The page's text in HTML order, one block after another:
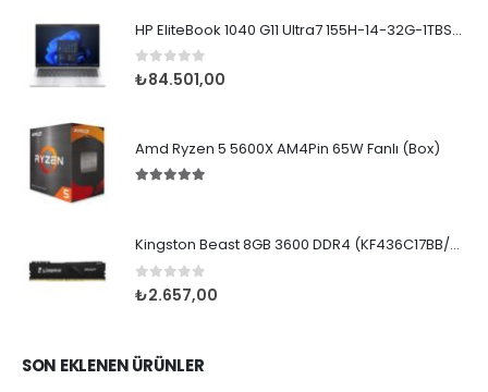
HP EliteBook 1040 G11 Ultra7 155H-14-32G-1TBSD-WPr
0 5 üzerinden
₺84.501,00
Amd Ryzen 5 5600X AM4Pin 65W Fanlı (Box)
Kingston Beast 8GB 3600 DDR4 (KF436C17BB/8TR)
0 5 üzerinden
₺2.657,00
SON EKLENEN ÜRÜNLER